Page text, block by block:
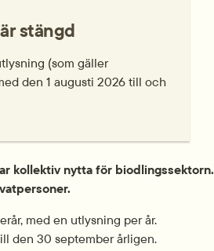
stängd
(som gäller
den 1 augusti 2026 till och
kollektiv nytta för biodlingssektorn.
med en utlysning per år.
den 30 september årligen.